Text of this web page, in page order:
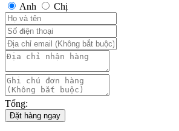
Anh
Chị
Tổng:
Đặt hàng ngay